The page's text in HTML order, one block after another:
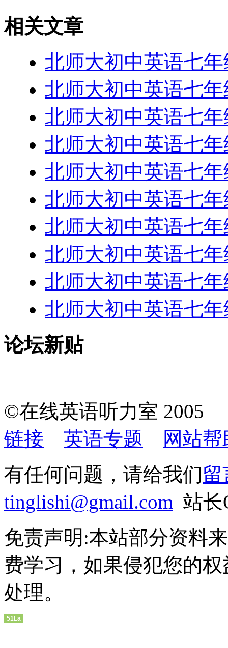
相关文章
北师大初中英语七
北师大初中英语七
北师大初中英语七
北师大初中英语七
北师大初中英语七
北师大初中英语七
北师大初中英语七
北师大初中英语七年
北师大初中英语七年
北师大初中英语七
论坛新贴
©在线英语听力室
链接
英语专题
网站帮
有任何问题，请给我们留
tinglishi@gmail.com 站长
免责声明:本站部分资料
费学习，如果侵犯您的
处理。
51La